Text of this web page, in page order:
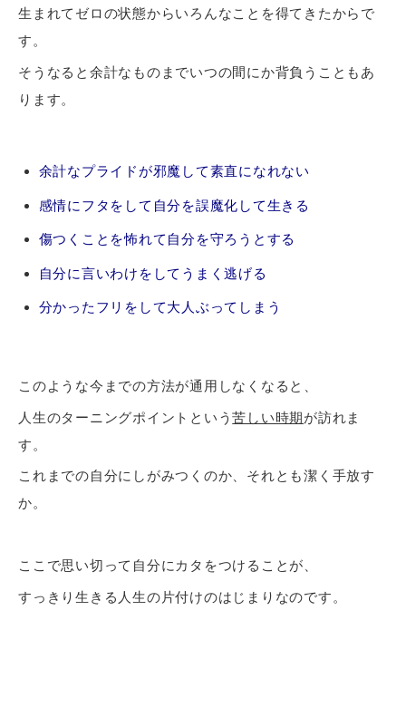
生まれてゼロの状態からいろんなことを得てきたからで
す。
そうなると余計なものまでいつの間にか背負うこともあ
ります。
余計なプライドが邪魔して素直になれない
感情にフタをして自分を誤魔化して生きる
傷つくことを怖れて自分を守ろうとする
自分に言いわけをしてうまく逃げる
分かったフリをして大人ぶってしまう
このような今までの方法が通用しなくなると、
人生のターニングポイントという苦しい時期が訪れま
す。
これまでの自分にしがみつくのか、それとも潔く手放す
か。
ここで思い切って自分にカタをつけることが、
すっきり生きる人生の片付けのはじまりなのです。